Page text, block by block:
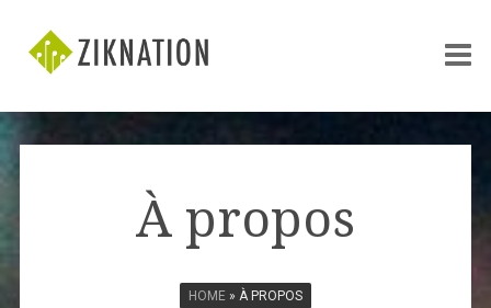
À propos
HOME » À PROPOS